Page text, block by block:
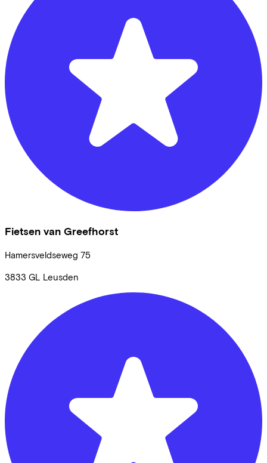
Fietsen van Greefhorst
Hamersveldseweg 75
3833 GL Leusden